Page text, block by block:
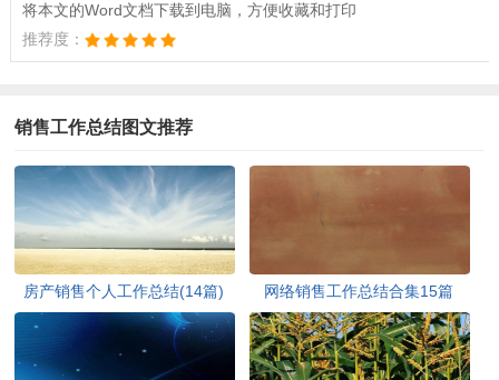
将本文的Word文档下载到电脑，方便收藏和打印
推荐度：
销售工作总结图文推荐
房产销售个人工作总结(14篇) 网络销售工作总结合集15篇